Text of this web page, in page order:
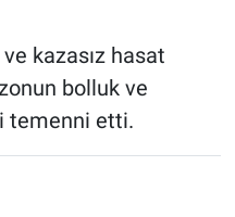
kazasız hasat
bolluk ve
temenni etti.